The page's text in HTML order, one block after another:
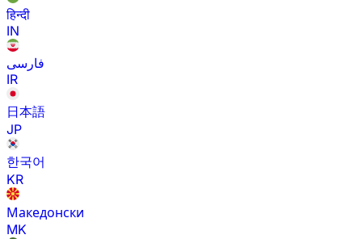
हिन्दी
IN
فارسی
IR
日本語
JP
한국어
KR
Македонски
MK